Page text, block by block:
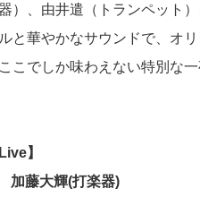
）、由井遣（トランペット
と華やかなサウンドで、オ
こでしか味わえない特別な
】
加藤大輝(打楽器)